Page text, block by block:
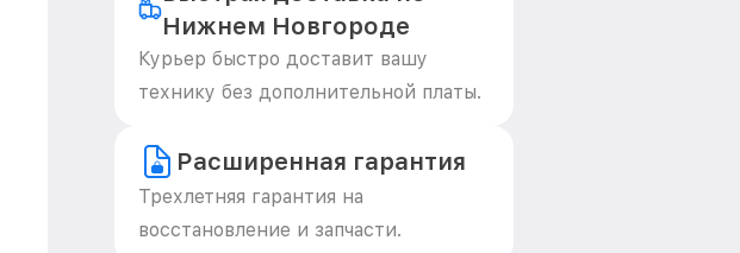
Нижнем Новгороде
Курьер быстро доставит вашу
технику без дополнительной платы.
Расширенная гарантия
Трехлетняя гарантия на
восстановление и запчасти.